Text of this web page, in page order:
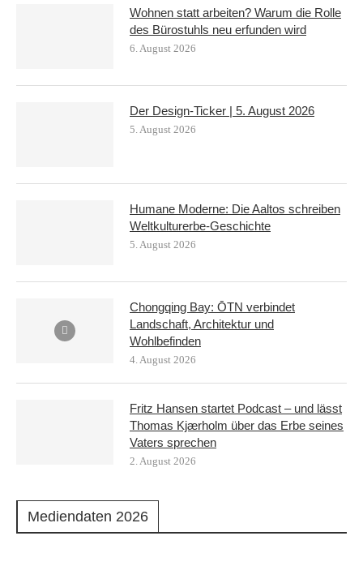
Wohnen statt arbeiten? Warum die Rolle
des Bürostuhls neu erfunden wird
6. August 2026
Der Design-Ticker | 5. August 2026
5. August 2026
Humane Moderne: Die Aaltos schreiben
Weltkulturerbe-Geschichte
5. August 2026
Chongqing Bay: ŌTN verbindet
Landschaft, Architektur und
Wohlbefinden
4. August 2026
Fritz Hansen startet Podcast – und lässt
Thomas Kjærholm über das Erbe seines
Vaters sprechen
2. August 2026
Mediendaten 2026